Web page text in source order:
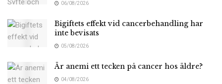
06/08/2026
Bigiftets effekt vid cancerbehandling har
inte bevisats
05/08/2026
Är anemi ett tecken på cancer hos äldre?
04/08/2026